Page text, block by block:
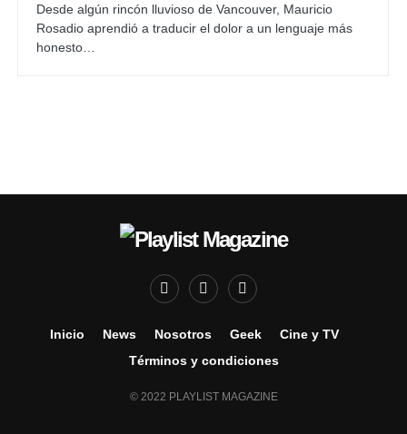
Desde algún rincón lluvioso de Vancouver, Mauricio
Rosadio aprendió a traducir el dolor a un lenguaje más
honesto…
Inicio News Nosotros Geek
Cine y TV
Términos y condiciones
© 2022 PLAYLIST MAGAZINE